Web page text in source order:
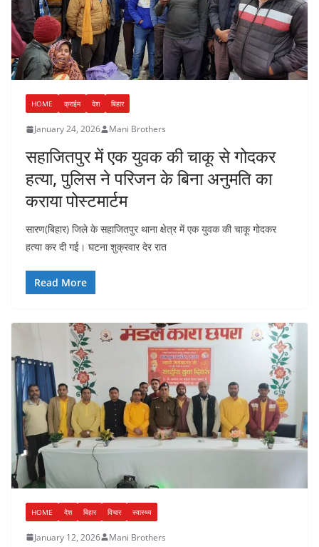
HOME क्राईम देश बिहार
January 24, 2026 Mani Brothers
सहाजितपुर में एक युवक की चाकू से गोदकर
हत्या, पुलिस ने परिजन के बिना अनुमति का
कराया पोस्टमार्टम
सारण(बिहार) जिले के सहाजितपुर थाना क्षेत्र में एक युवक की चाकू गोदकर
हत्या कर दी गई। घटना शुक्रवार देर रात
Read More
HOME देश बिहार विचार स्वास्थ्य
January 12, 2026 Mani Brothers